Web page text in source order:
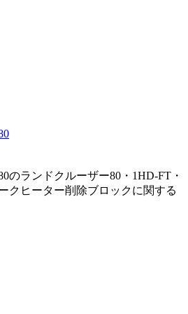
のランドクルーザー80・1HD-FT・
クヒーター削除ブロックに関する